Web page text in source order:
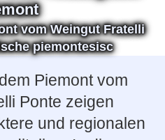
vom Weingut Fratelli
piemontesisc
Piemont vom
Ponte zeigen
und regionalen